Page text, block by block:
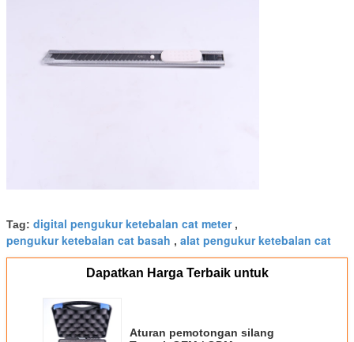
Tag: digital pengukur ketebalan cat meter,
pengukur ketebalan cat basah , alat pengukur ketebalan cat
Dapatkan Harga Terbaik untuk
Aturan pemotongan silang